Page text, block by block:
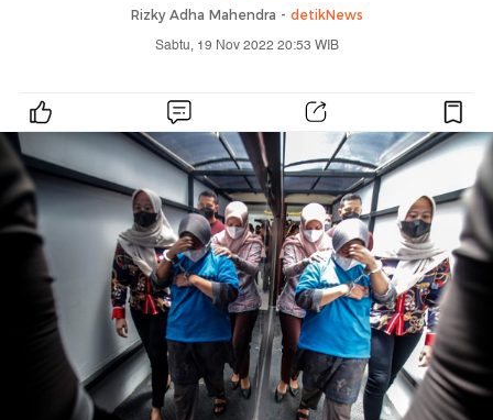
Rizky Adha Mahendra - detikNews
Sabtu, 19 Nov 2022 20:53 WIB